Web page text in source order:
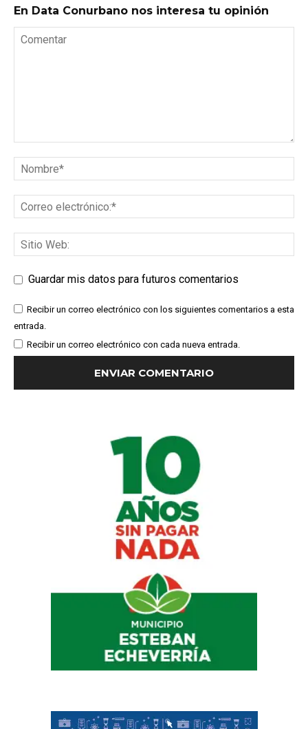
En Data Conurbano nos interesa tu opinión
Guardar mis datos para futuros comentarios
Recibir un correo electrónico con los siguientes comentarios a esta
entrada.
Recibir un correo electrónico con cada nueva entrada.